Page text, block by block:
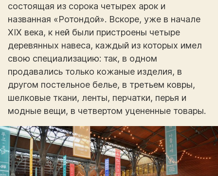
состоящая из сорока четырех арок и
названная «Ротондой». Вскоре, уже в начале
XIX века, к ней были пристроены четыре
деревянных навеса, каждый из которых имел
свою специализацию: так, в одном
продавались только кожаные изделия, в
другом постельное белье, в третьем ковры,
шелковые ткани, ленты, перчатки, перья и
модные вещи, в четвертом уцененные товары.